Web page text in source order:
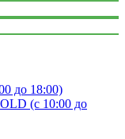
до 18:00)
(с 10:00 до